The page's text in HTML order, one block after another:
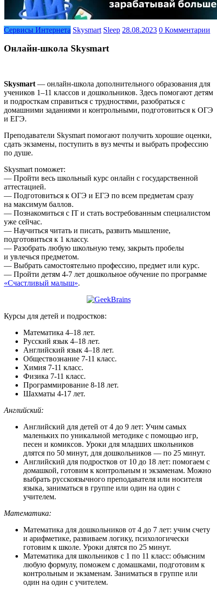
Сервисы Интернета Skysmart Sleep 28.08.2023 0 Комментарии
Онлайн-школа Skysmart
Skysmart — онлайн-школа дополнительного образования для
учеников 1–11 классов и дошкольников. Здесь помогают детям
и подросткам справиться с трудностями, разобраться с
домашними заданиями и контрольными, подготовиться к ОГЭ
и ЕГЭ.
Преподаватели Skysmart помогают получить хорошие оценки,
сдать экзамены, поступить в вуз мечты и выбрать профессию
по душе.
Skysmart поможет:
— Пройти весь школьный курс онлайн с государственной
аттестацией.
— Подготовиться к ОГЭ и ЕГЭ по всем предметам сразу
на максимум баллов.
— Познакомиться с IT и стать востребованным специалистом
уже сейчас.
— Научиться читать и писать, развить мышление,
подготовиться к 1 классу.
— Разобрать любую школьную тему, закрыть пробелы
и увлечься предметом.
— Выбрать самостоятельно профессию, предмет или курс.
— Пройти детям 4-7 лет дошкольное обучение по программе
«Счастливый малыш».
Курсы для детей и подростков:
Математика 4–18 лет.
Русский язык 4–18 лет.
Английский язык 4–18 лет.
Обществознание 7-11 класс.
Химия 7-11 класс.
Физика 7-11 класс.
Программирование 8-18 лет.
Шахматы 4-17 лет.
Английский:
Английский для детей от 4 до 9 лет: Учим самых
маленьких по уникальной методике с помощью игр,
песен и комиксов. Уроки для младших школьников
длятся по 50 минут, для дошкольников — по 25 минут.
Английский для подростков от 10 до 18 лет: помогаем с
домашкой, готовим к контрольным и экзаменам. Можно
выбрать русскоязычного преподавателя или носителя
языка, заниматься в группе или один на один с
учителем.
Математика:
Математика для дошколь­ников от 4 до 7 лет: учим счету
и арифметике, развиваем логику, психологически
готовим к школе. Уроки длятся по 25 минут.
Математика для школьников с 1 по 11 класс: объясним
любую формулу, поможем с домашками, подготовим к
контрольным и экзаменам. Заниматься в группе или
один на один с учителем.